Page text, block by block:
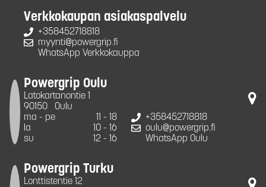
Verkkokaupan asiakaspalvelu
+358452718818
myynti@powergrip.fi
WhatsApp Verkkokauppa
Powergrip Oulu
Latokartanontie 1
90150
Oulu
ma - pe
11 - 18
la
10 - 16
su
12 - 16
+358452718818
oulu@powergrip.fi
WhatsApp Oulu
Powergrip Turku
Lonttistentie 12